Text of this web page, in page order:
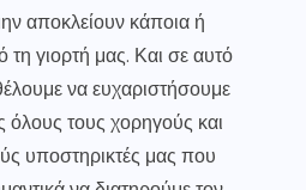
αποκλείουν κάποια ή
τη γιορτή μας. Και σε αυτό
να ευχαριστήσουμε
όλους τους χορηγούς και
υποστηρικτές μας που